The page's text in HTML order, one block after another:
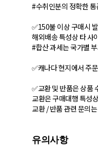
#수취인분의 정확한 통
✅150불 이상 구매시
해외배송 특성상 타 사
#합산 과세는 국가별
✅캐나다 현지에서 주
✅교환 및 반품은 상품
교환은 구매대행 특성
교환 / 반품 관련 문의
유의사항